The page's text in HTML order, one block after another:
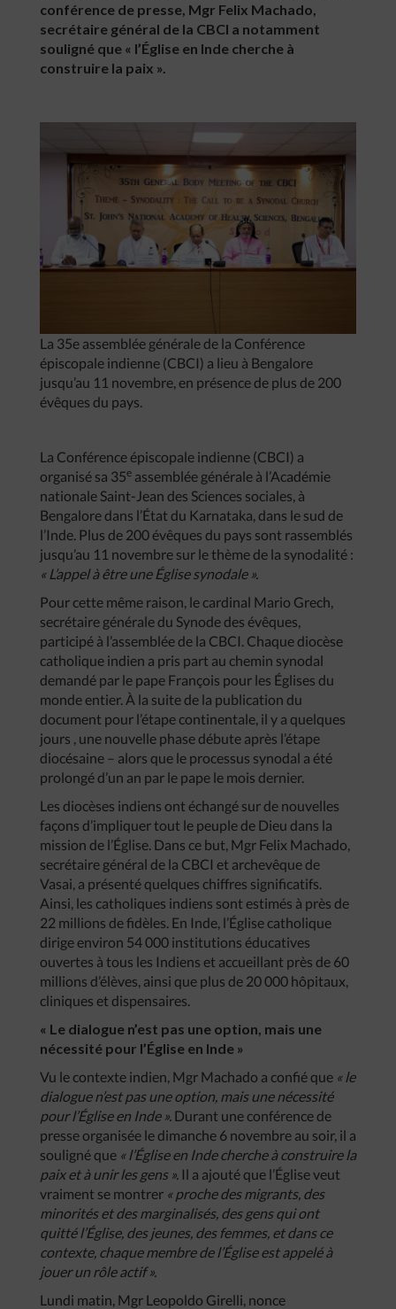
conférence de presse, Mgr Felix Machado,
secrétaire général de la CBCI a notamment
souligné que « l’Église en Inde cherche à
construire la paix ».
La 35e assemblée générale de la Conférence
épiscopale indienne (CBCI) a lieu à Bengalore
jusqu’au 11 novembre, en présence de plus de 200
évêques du pays.
La Conférence épiscopale indienne (CBCI) a
organisé sa 35e assemblée générale à l’Académie
nationale Saint-Jean des Sciences sociales, à
Bengalore dans l’État du Karnataka, dans le sud de
l’Inde. Plus de 200 évêques du pays sont rassemblés
jusqu’au 11 novembre sur le thème de la synodalité :
« L’appel à être une Église synodale ».
Pour cette même raison, le cardinal Mario Grech,
secrétaire générale du Synode des évêques,
participé à l’assemblée de la CBCI. Chaque diocèse
catholique indien a pris part au chemin synodal
demandé par le pape François pour les Églises du
monde entier. À la suite de la publication du
document pour l’étape continentale, il y a quelques
jours , une nouvelle phase débute après l’étape
diocésaine – alors que le processus synodal a été
prolongé d’un an par le pape le mois dernier.
Les diocèses indiens ont échangé sur de nouvelles
façons d’impliquer tout le peuple de Dieu dans la
mission de l’Église. Dans ce but, Mgr Felix Machado,
secrétaire général de la CBCI et archevêque de
Vasai, a présenté quelques chiffres significatifs.
Ainsi, les catholiques indiens sont estimés à près de
22 millions de fidèles. En Inde, l’Église catholique
dirige environ 54 000 institutions éducatives
ouvertes à tous les Indiens et accueillant près de 60
millions d’élèves, ainsi que plus de 20 000 hôpitaux,
cliniques et dispensaires.
« Le dialogue n’est pas une option, mais une
nécessité pour l’Église en Inde »
Vu le contexte indien, Mgr Machado a confié que « le
dialogue n’est pas une option, mais une nécessité
pour l’Église en Inde ». Durant une conférence de
presse organisée le dimanche 6 novembre au soir, il a
souligné que « l’Église en Inde cherche à construire la
paix et à unir les gens ». Il a ajouté que l’Église veut
vraiment se montrer « proche des migrants, des
minorités et des marginalisés, des gens qui ont
quitté l’Église, des jeunes, des femmes, et dans ce
contexte, chaque membre de l’Église est appelé à
jouer un rôle actif ».
Lundi matin, Mgr Leopoldo Girelli, nonce